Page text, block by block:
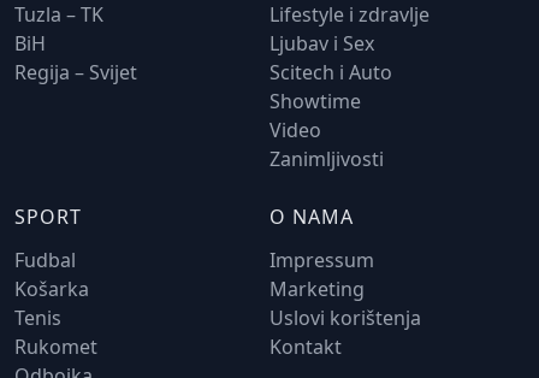
Tuzla – TK
BiH
Regija – Svijet
Lifestyle i zdravlje
Ljubav i Sex
Scitech i Auto
Showtime
Video
Zanimljivosti
SPORT
Fudbal
Košarka
Tenis
Rukomet
O NAMA
Impressum
Marketing
Uslovi korištenja
Kontakt